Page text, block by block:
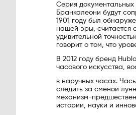
Серия
Бранкалеони будут
1901 году был
нашей эры, считается
удивительной
говорит о том, что
В 2012 году бренд
часового искусства,
в наручных часах.
следить за сменой
механизм-
истории, науки и